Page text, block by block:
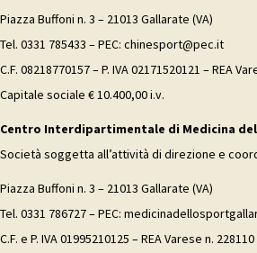
Piazza Buffoni n. 3 – 21013 Gallarate (VA)
Tel. 0331 785433 – PEC: chinesport@pec.it
C.F. 08218770157 – P. IVA 02171520121 – REA
Capitale sociale € 10.400,00 i.v.
Centro Interdipartimentale di Medicina
Società soggetta all’attività di direzione e
Piazza Buffoni n. 3 – 21013 Gallarate (VA)
Tel. 0331 786727 – PEC:
C.F. e P. IVA 01995210125 – REA Varese n. 228110